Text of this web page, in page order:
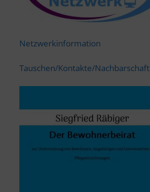
Netzwerkinformation
Tauschen/Kontakte/Nachbarschaft